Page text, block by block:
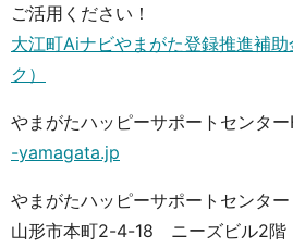
ご活用ください！
大江町Aiナビやまがた登録推進補
ク）
やまがたハッピーサポートセンター
-yamagata.jp
やまがたハッピーサポートセンタ
山形市本町2-4-18 ニーズビル2階